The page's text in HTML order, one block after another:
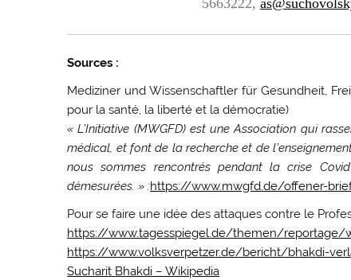
Sources :
Mediziner und Wissenschaftler für Gesundheit,
pour la santé, la liberté et la démocratie)
« L’Initiative (MWGFD) est une Association qui
médical, et font de la recherche et de
nous sommes rencontrés pendant la crise
démesurées. » :https://www.mwgfd.de/offener-
Pour se faire une idée des attaques contre le
https://www.tagesspiegel.de/themen/reportage/
https://www.volksverpetzer.de/bericht/bhakdi-
Sucharit Bhakdi – Wikipedia